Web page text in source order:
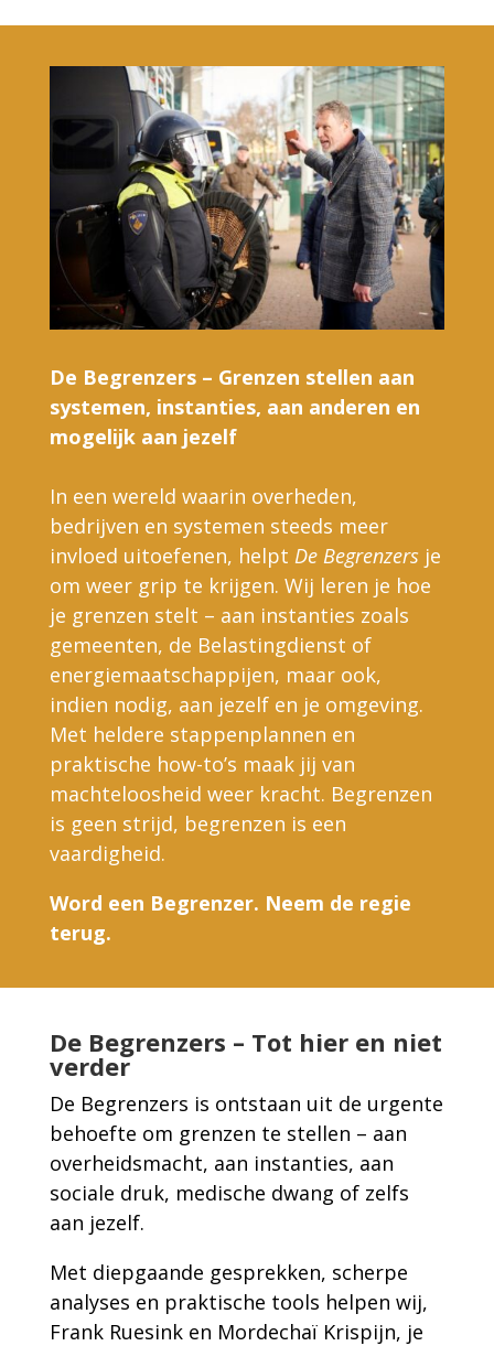
De Begrenzers – Grenzen stellen aan
systemen, instanties, aan anderen en
mogelijk aan jezelf
In een wereld waarin overheden,
bedrijven en systemen steeds meer
invloed uitoefenen, helpt De Begrenzersje
om weer grip te krijgen. Wij leren je hoe
je grenzen stelt – aan instanties zoals
gemeenten, de Belastingdienst of
energiemaatschappijen, maar ook,
indien nodig, aan jezelf en je omgeving.
Met heldere stappenplannen en
praktische how-to’s maak jij van
machteloosheid weer kracht. Begrenzen
is geen strijd, begrenzen is een
vaardigheid.
Word een Begrenzer. Neem de regie
terug.
De Begrenzers – Tot hier en niet
verder
De Begrenzers is ontstaan uit de urgente
behoefte om grenzen te stellen – aan
overheidsmacht, aan instanties, aan
sociale druk, medische dwang of zelfs
aan jezelf.
Met diepgaande gesprekken, scherpe
analyses en praktische tools helpen wij,
Frank Ruesink en Mordechaï Krispijn, je